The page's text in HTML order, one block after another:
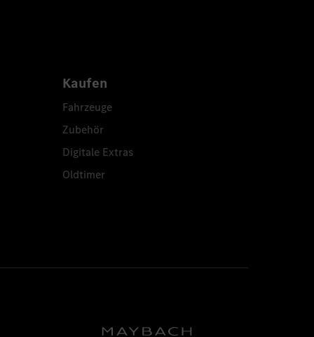
Kaufen
Fahrzeuge
Zubehör
Digitale Extras
Oldtimer